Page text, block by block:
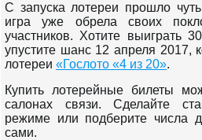
С запуска лотереи прошло
игра уже обрела своих
участников. Хотите выиграть
упустите шанс 12 апреля 2017,
лотереи «Гослото «4 из 20».
Купить лотерейные билеты
салонах связи. Сделайте
режиме или подберите числа
сами.